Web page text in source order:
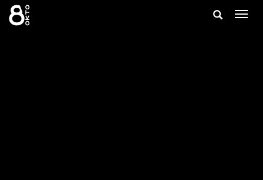
Zum
Inhalt
springen
Suche